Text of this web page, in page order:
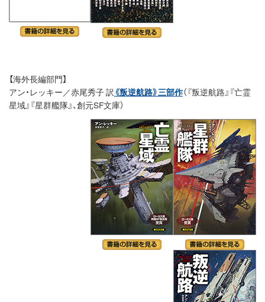
【海外長編部門】
アン・レッキー／赤尾秀子 訳 《叛逆航路》三部作（『叛逆航路』『亡霊
星域』『星群艦隊』、創元SF文庫）